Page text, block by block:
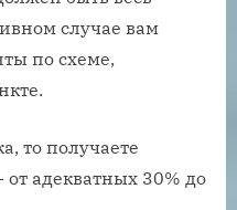
случае вам
по схеме,
то получаете
адекватных 30% до